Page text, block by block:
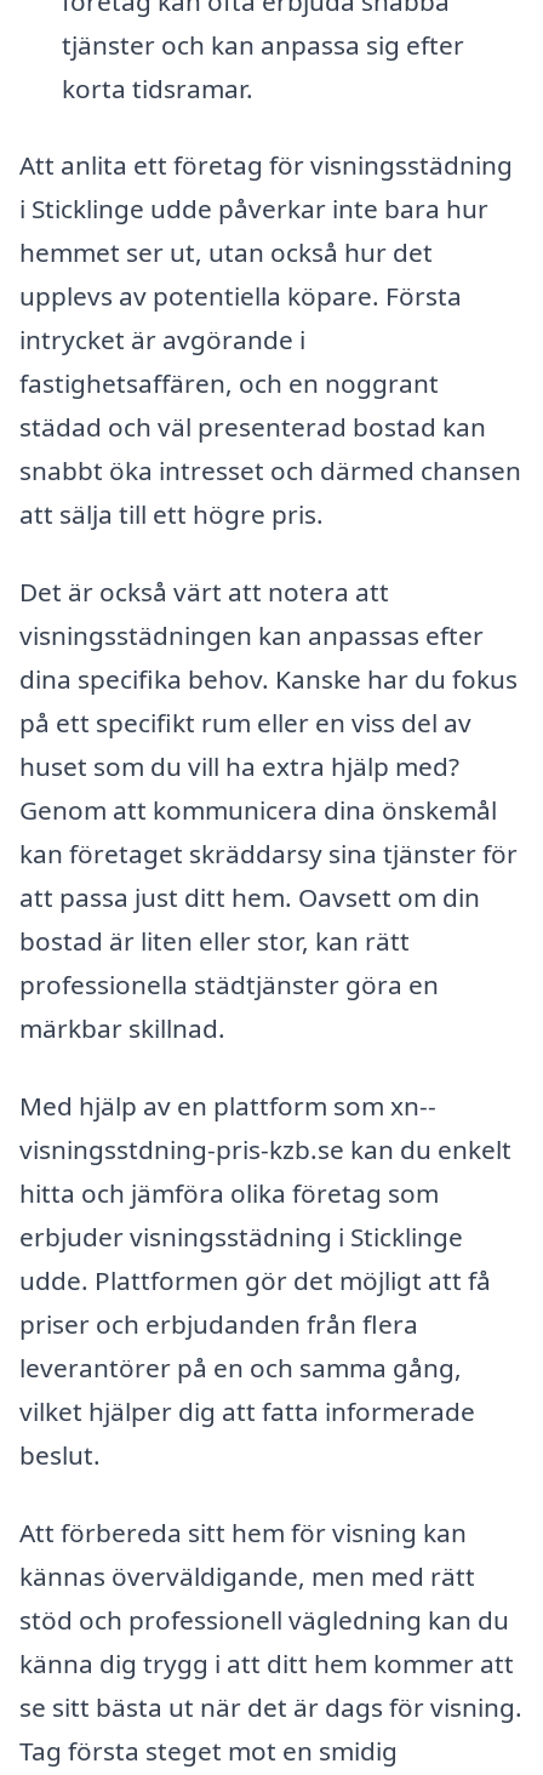
tjänster och kan anpassa sig efter
korta tidsramar.
Att anlita ett företag för visningsstädning
i Sticklinge udde påverkar inte bara hur
hemmet ser ut, utan också hur det
upplevs av potentiella köpare. Första
intrycket är avgörande i
fastighetsaffären, och en noggrant
städad och väl presenterad bostad kan
snabbt öka intresset och därmed chansen
att sälja till ett högre pris.
Det är också värt att notera att
visningsstädningen kan anpassas efter
dina specifika behov. Kanske har du fokus
på ett specifikt rum eller en viss del av
huset som du vill ha extra hjälp med?
Genom att kommunicera dina önskemål
kan företaget skräddarsy sina tjänster för
att passa just ditt hem. Oavsett om din
bostad är liten eller stor, kan rätt
professionella städtjänster göra en
märkbar skillnad.
Med hjälp av en plattform som xn--
visningsstdning-pris-kzb.se kan du enkelt
hitta och jämföra olika företag som
erbjuder visningsstädning i Sticklinge
udde. Plattformen gör det möjligt att få
priser och erbjudanden från flera
leverantörer på en och samma gång,
vilket hjälper dig att fatta informerade
beslut.
Att förbereda sitt hem för visning kan
kännas överväldigande, men med rätt
stöd och professionell vägledning kan du
känna dig trygg i att ditt hem kommer att
se sitt bästa ut när det är dags för visning.
Tag första steget mot en smidig